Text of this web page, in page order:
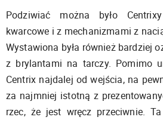
Podziwiać można było
kwarcowe i z mechanizmami z
Wystawiona była również bardziej
z brylantami na tarczy. Pomimo
Centrix najdalej od wejścia, na
za najmniej istotną z
rzec, że jest wręcz przeciwnie.